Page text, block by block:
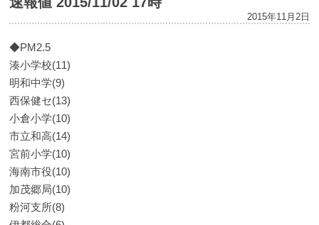
2015年11月2日
◆PM2.5
湊小学校(11)
明和中学(9)
西保健セ(13)
小倉小学(10)
市立和高(14)
宮前小学(10)
海南市役(10)
加茂郷局(10)
粉河支所(8)